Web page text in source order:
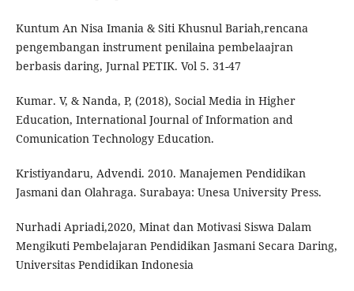
Kuntum An Nisa Imania & Siti Khusnul Bariah,rencana
pengembangan instrument penilaina pembelaajran
berbasis daring, Jurnal PETIK. Vol 5. 31-47
Kumar. V, & Nanda, P, (2018), Social Media in Higher
Education, International Journal of Information and
Comunication Technology Education.
Kristiyandaru, Advendi. 2010. Manajemen Pendidikan
Jasmani dan Olahraga. Surabaya: Unesa University Press.
Nurhadi Apriadi,2020, Minat dan Motivasi Siswa Dalam
Mengikuti Pembelajaran Pendidikan Jasmani Secara Daring,
Universitas Pendidikan Indonesia